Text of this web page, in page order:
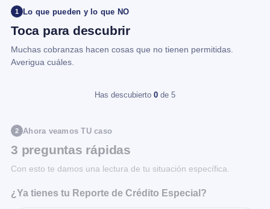
1 Lo que pueden y lo que NO
Toca para descubrir
Muchas cobranzas hacen cosas que no tienen permitidas.
Averigua cuáles.
Has descubierto 0 de 5
2 Ahora veamos TU caso
3 preguntas rápidas
Con esto te damos una lectura de tu situación específica.
¿Ya tienes tu Reporte de Crédito Especial?